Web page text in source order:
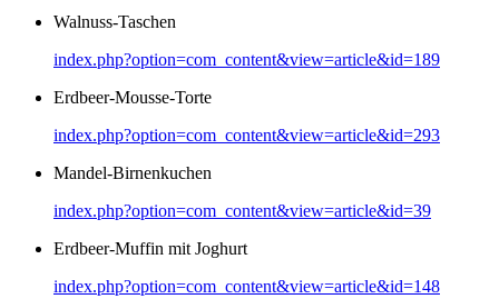
Walnuss-Taschen
index.php?option=com_content&view=article&id=189
Erdbeer-Mousse-Torte
index.php?option=com_content&view=article&id=293
Mandel-Birnenkuchen
index.php?option=com_content&view=article&id=39
Erdbeer-Muffin mit Joghurt
index.php?option=com_content&view=article&id=148